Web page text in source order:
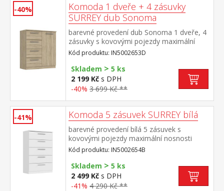
-40%
Komoda 1 dveře + 4 zásuvky
SURREY dub Sonoma
barevné provedení dub Sonoma 1 dveře, 4
zásuvky s kovovými pojezdy maximální
nosnosti uvedeny v návodu k montáži
Kód produktu: IN5002653D
Skladem > 5 ks
2 199 Kč s DPH
-40% 3 699 Kč **
-41% Komoda 5 zásuvek SURREY bílá
barevné provedení bílá 5 zásuvek s
kovovými pojezdy maximální nosnosti
uvedeny v návodu k montáži
Kód produktu: IN5002654B
Skladem > 5 ks
2 499 Kč s DPH
-41% 4 290 Kč **